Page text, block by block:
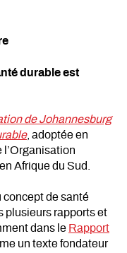
durable est
de Johannesburg
, adoptée en
l’Organisation
Afrique du Sud.
concept de santé
plusieurs rapports et
dans le Rapport
un texte fondateur